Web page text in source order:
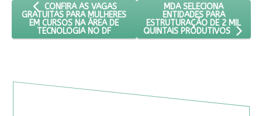
ARTIGO ANTERIOR: CONFIRA AS VAGAS GRATUITAS PARA
CONFIRA AS VAGAS
GRATUITAS PARA MULHERES
EM CURSOS NA ÁREA DE
TECNOLOGIA NO DF
PRÓXIMO ARTIGO: MDA
MDA SELECIONA
ENTIDADES PARA
ESTRUTURAÇÃO DE 2 MIL
QUINTAIS PRODUTIVOS